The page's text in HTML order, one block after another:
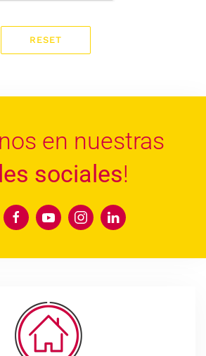
RESET
en nuestras
sociales!